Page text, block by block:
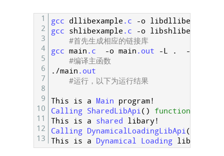
1
2
3
4
5
6
7
8
9
10
11
12
13
gcc dllibexample .c -o libdllibexample
gcc shlibexample .c -o libshlibexample
#首先生成相应的链接库
gcc main .c -o main .out -L . -
#编译主函数
. /main .out
#运行，以下为运行结果
This is a Main program!
Calling SharedLibApi( ) function
This
is a shared libary!
Calling DynamicalLoadingLibApi(
This
is a Dynamical Loading libary